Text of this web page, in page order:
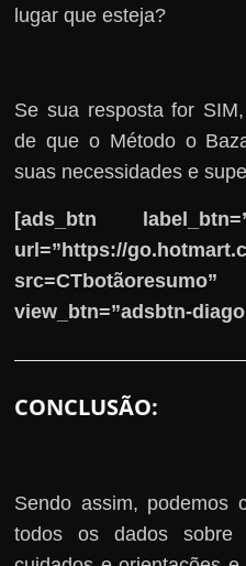
lugar que esteja?
Se sua resposta for
de que o Método o
suas necessidades e
[ads_btn
url=”https://
view_btn=”adsbtn-
CONCLUSÃO:
Sendo assim, podemos
todos os dados sobre